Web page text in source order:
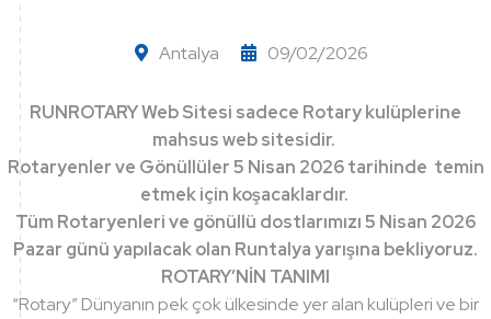
Antalya 09/02/2026
RUNROTARY Web Sitesi sadece Rotary kulüplerine
mahsus web sitesidir.
Rotaryenler ve Gönüllüler 5 Nisan 2026 tarihinde temin
etmek için koşacaklardır.
Tüm Rotaryenleri ve gönüllü dostlarımızı 5 Nisan 2026
Pazar günü yapılacak olan Runtalya yarışına bekliyoruz.
ROTARY’NİN TANIMI
“Rotary” Dünyanın pek çok ülkesinde yer alan kulüpleri ve bir